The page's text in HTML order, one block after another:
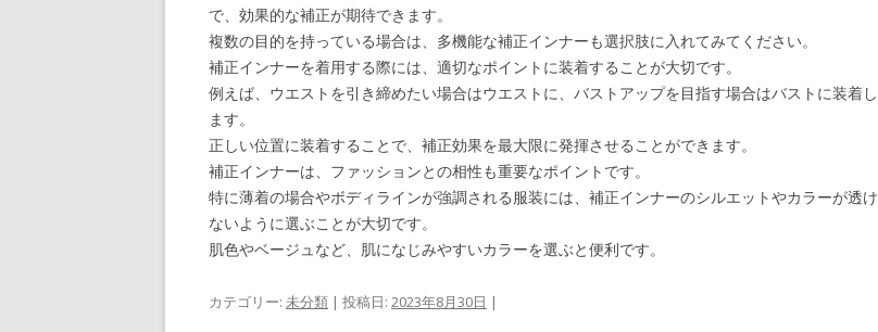
で、効果的な補正が期待できます。
複数の目的を持っている場合は、多機能な補正インナーも選択肢に入れてみてください。
補正インナーを着用する際には、適切なポイントに装着することが大切です。
例えば、ウエストを引き締めたい場合はウエストに、バストアップを目指す場合はバストに装着し
ます。
正しい位置に装着することで、補正効果を最大限に発揮させることができます。
補正インナーは、ファッションとの相性も重要なポイントです。
特に薄着の場合やボディラインが強調される服装には、補正インナーのシルエットやカラーが透け
ないように選ぶことが大切です。
肌色やベージュなど、肌になじみやすいカラーを選ぶと便利です。
カテゴリー: 未分類 | 投稿日: 2023年8月30日 |